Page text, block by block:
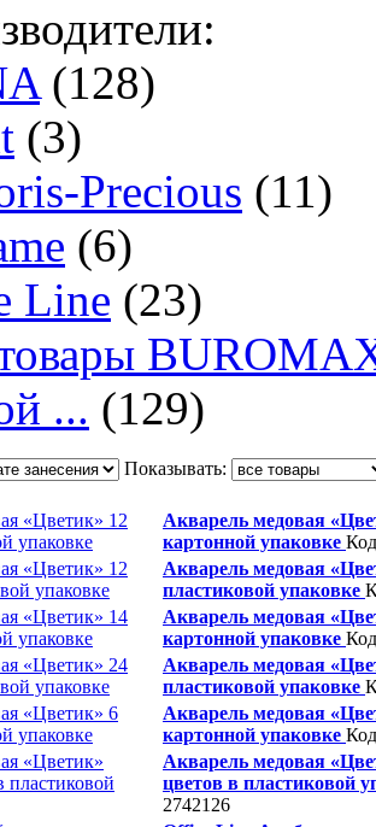
(128)
(3)
Precious (11)
(6)
Line (23)
... (129)
Показывать:
Акварель медовая
картонной упаковке
Акварель медовая
пластиковой упаковке
Акварель медовая
картонной упаковке
Акварель медовая
пластиковой упаковке
Акварель медовая
картонной упаковке
Акварель медовая
цветов в пластиковой
2742126